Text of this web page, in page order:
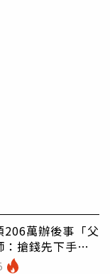
206萬辦後事「父
搶錢先下手是